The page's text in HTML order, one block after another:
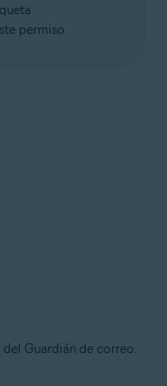
permiso.
Guardián de correo.